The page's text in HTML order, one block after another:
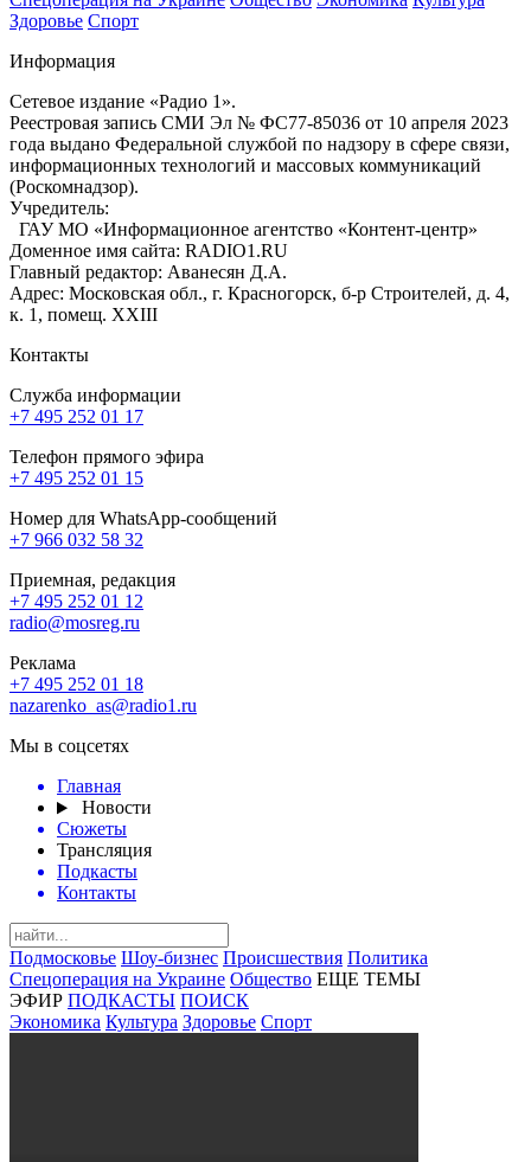
Здоровье Спорт
Информация
Сетевое издание «Радио 1».
Реестровая запись СМИ Эл № ФС77-85036 от 10 апреля 2023
года выдано Федеральной службой по надзору в сфере связи,
информационных технологий и массовых коммуникаций
(Роскомнадзор).
Учредитель:
ГАУ МО «Информационное агентство «Контент-центр»
Доменное имя сайта: RADIO1.RU
Главный редактор: Аванесян Д.А.
Адрес: Московская обл., г. Красногорск, б-р Строителей, д. 4,
к. 1, помещ. XXIII
Контакты
Служба информации
+7 495 252 01 17
Телефон прямого эфира
+7 495 252 01 15
Номер для WhatsApp-сообщений
+7 966 032 58 32
Приемная, редакция
+7 495 252 01 12
radio@mosreg.ru
Реклама
+7 495 252 01 18
nazarenko_as@radio1.ru
Мы в соцсетях
Главная
Новости
Сюжеты
Трансляция
Подкасты
Контакты
Подмосковье Шоу-бизнес Происшествия Политика
Спецоперация на Украине Общество ЕЩЕ ТЕМЫ
ЭФИР ПОДКАСТЫ ПОИСК
Экономика Культура Здоровье Спорт